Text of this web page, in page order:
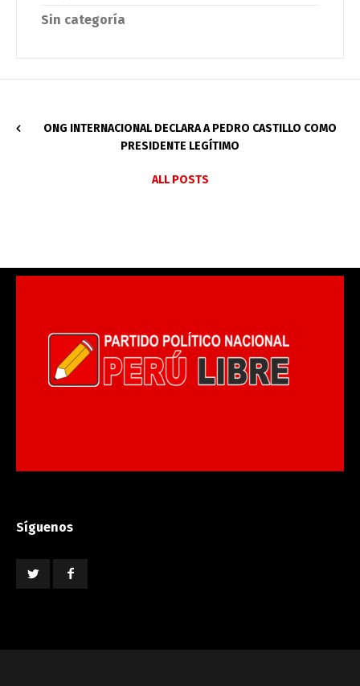
Sin categoría
ONG INTERNACIONAL DECLARA A PEDRO CASTILLO COMO
PRESIDENTE LEGÍTIMO
ALL POSTS
Síguenos